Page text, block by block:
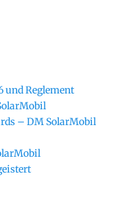
und Reglement
– DM SolarMobil